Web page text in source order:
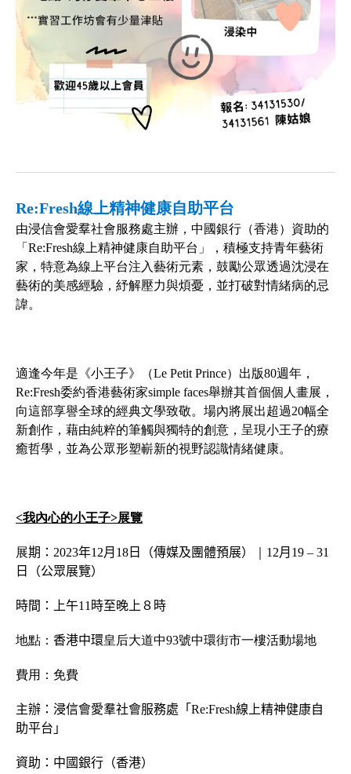
Re:Fresh線上精神健康自助平台
由浸信會愛羣社會服務處主辦，中國銀行（香港）資助的
「 Re:Fresh線上精神健康自助平台」，積極支持青年藝術
家，特意為線上平台注入藝術元素，鼓勵公眾透過沈浸在
藝術的美感經驗，紓解壓力與煩憂，並打破對情緒病的忌
諱。
適逢今年是《小王子》（Le Petit Prince）出版80週年，
Re:Fresh委約香港藝術家simple faces舉辦其首個個人畫展，
向這部享譽全球的經典文學致敬。場內將展出超過20幅全
新創作，藉由純粹的筆觸與獨特的創意，呈現小王子的療
癒哲學，並為公眾形塑嶄新的視野認識情緒健康。
<我內心的小王子>展覽
展期： 2023年12月 18 日（傳媒及團體預展） 12月 19 – 31
日（公眾展覽）
時間：上午11 時至晚上８時
地點： 香港中環皇后大道中93號中環街市一樓活動場地
費用：免費
主辦：浸信會愛羣社會服務處「 Re:Fresh線上精神健康自
助平台」
資助：中國銀行（香港）